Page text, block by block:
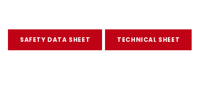
SAFETY DATA SHEET TECHNICAL SHEET